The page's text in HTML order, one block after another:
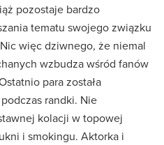
pozostaje bardzo
tematu swojego związku
więc dziwnego, że niemal
wzbudza wśród fanów
para została
randki. Nie
kolacji w topowej
i smokingu. Aktorka i